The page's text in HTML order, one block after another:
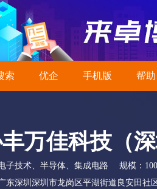
索 优企 手机版 帮助
万佳科技（
子技术、半导体、集成电路 规模：
东深圳深圳市龙岗区平湖街道良安田社